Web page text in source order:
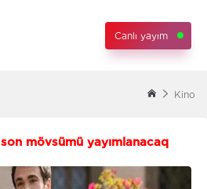
Canlı yayım
Kino
son mövsümü yayımlanacaq